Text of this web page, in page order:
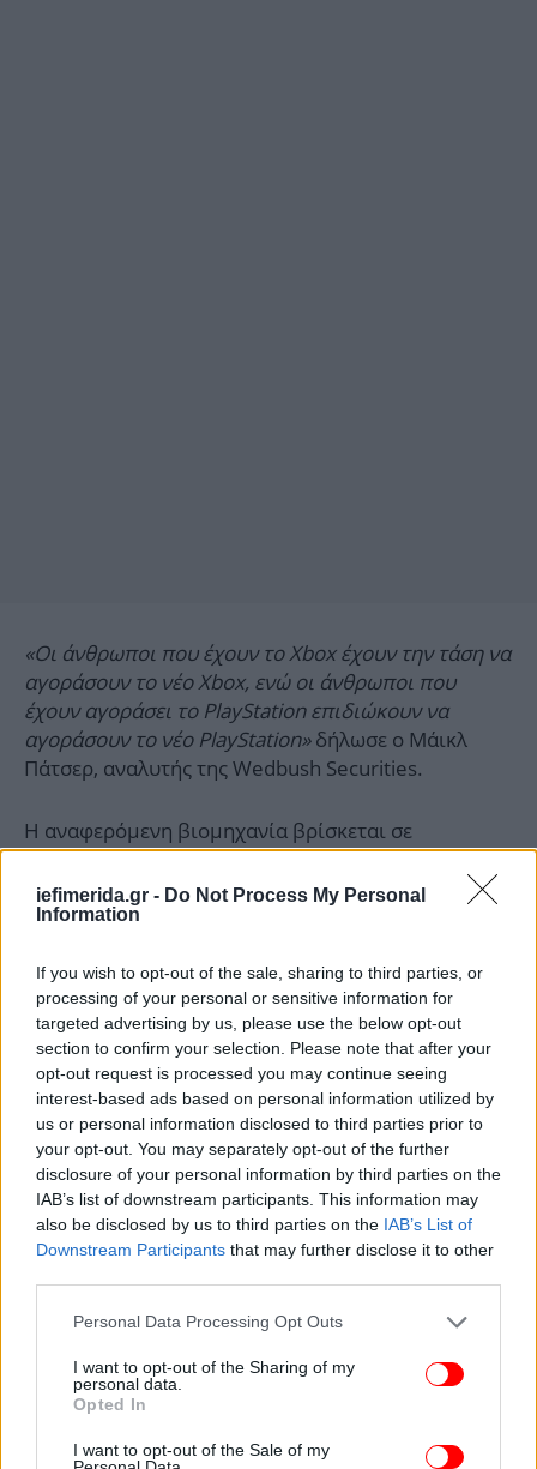
iefimerida.gr - Do Not Process My Personal
Information
If you wish to opt-out of the sale, sharing to third parties, or
processing of your personal or sensitive information for
targeted advertising by us, please use the below opt-out
section to confirm your selection. Please note that after your
opt-out request is processed you may continue seeing
interest-based ads based on personal information utilized by
us or personal information disclosed to third parties prior to
your opt-out. You may separately opt-out of the further
disclosure of your personal information by third parties on the
IAB’s list of downstream participants. This information may
also be disclosed by us to third parties on the IAB’s List of
Downstream Participants that may further disclose it to other
Please note that this website/app uses one or more Google
not limited to your visit or usage behaviour. You may click to
grant or deny consent to Google and its third-party tags to
use your data for below specified purposes in below Google
consent section.
Personal Data Processing Opt Outs
I want to opt-out of the Sharing of my
personal data.
Opted In
I want to opt-out of the Sale of my
«Οι άνθρωποι που έχουν το Xbox έχουν την τάση να
αγοράσουν το νέο Xbox, ενώ οι άνθρωποι που
έχουν αγοράσει το PlayStation επιδιώκουν να
αγοράσουν το νέο PlayStation»δήλωσε ο Μάικλ
Πάτσερ, αναλυτής της Wedbush Securities.
Η αναφερόμενη βιομηχανία βρίσκεται σε
μεταβατικό στάδιο και τα βιντεοπαιχνίδια με
τεχνολογία cloud αυξάνονται, επιτρέποντας τη
διαχείριση των παιχνιδιών βίντεο, χωρίς την
Το γεγονός αυτό, μπορεί να περιορίσει τις
πωλήσεις για τις κονσόλες παιχνιδιών στα επόμενα
χρόνια, όπως υποστηρίζουν αναλυτές, ενώ μία
τέτοια στροφή της αγοράς, θα ωφελήσει την
Microsoft.
Οι δύο κονσόλες παιχνιδιών είναι οι πρώτες που θα
γίνουν διαθέσιμες από τις δύο εταιρίες, μέσα σε μία
επταετία, ενώ έχουν προκαλέσει το ενδιαφέρον του
Το Xbox αναμένεται να είναι διαθέσιμο προς
πώληση αύριο (10/11) ενώ το PS5 δύο ημέρες
αργότερα, στις αγορές άμεσου καταναλωτικού
ενδιαφέροντος για τις εταιρίες, με τιμές από 300 ως